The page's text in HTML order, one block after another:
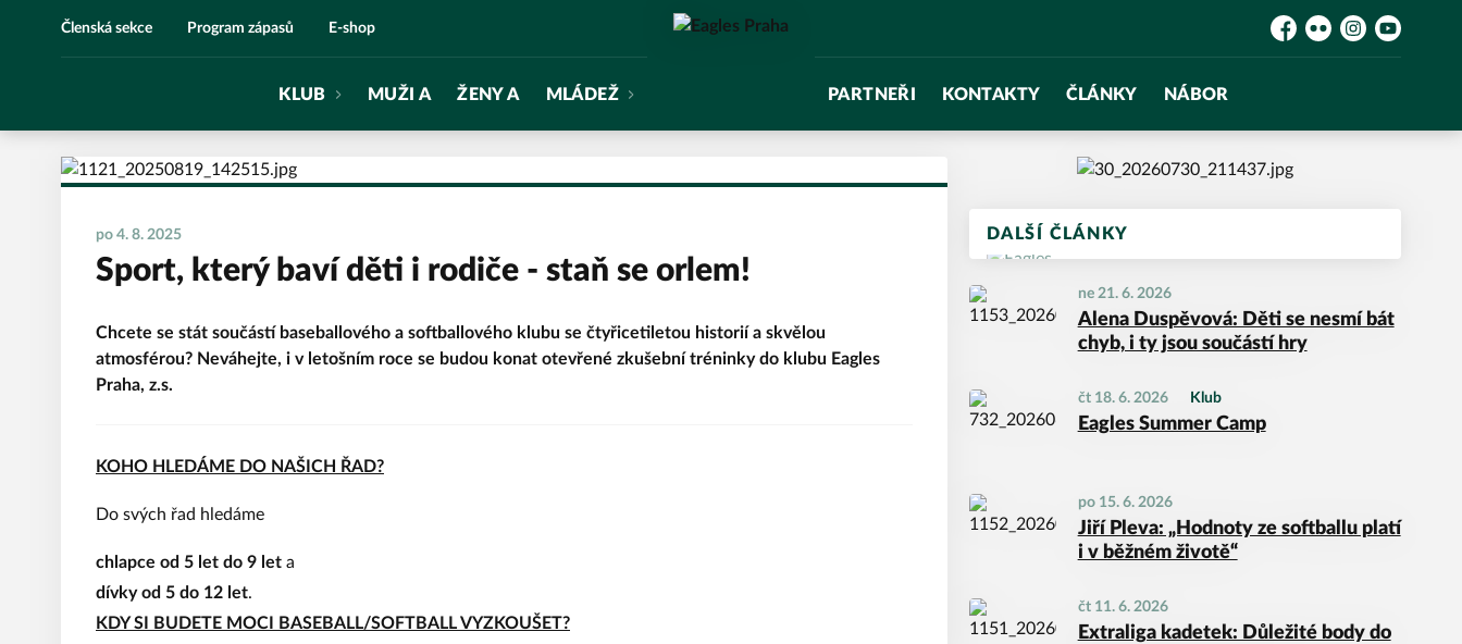
Členská sekce Program zápasů E-shop
Facebook
FlickrInstagramYouTube
KLUB MUŽI A ŽENY A MLÁDEŽ PARTNEŘI KONTAKTY ČLÁNKY NÁBOR
DALŠÍ ČLÁNKY
ne 21. 6. 2026
Alena Duspěvová: Děti se nesmí bát
chyb, i ty jsou součástí hry
čt 18. 6. 2026 Klub
Eagles Summer Camp
po 15. 6. 2026
Jiří Pleva: „Hodnoty ze softballu platí
i v běžném životě“
čt 11. 6. 2026
Extraliga kadetek: Důležité body do
po 4. 8. 2025
Sport, který baví děti i rodiče - staň se orlem!
Chcete se stát součástí baseballového a softballového klubu se čtyřicetiletou historií a skvělou
atmosférou? Neváhejte, i v letošním roce se budou konat otevřené zkušební tréninky do klubu Eagles
Praha, z.s.
KOHO HLEDÁME DO NAŠICH ŘAD?
Do svých řad hledáme
chlapce od 5 let do 9 let a
dívky od 5 do 12 let.
KDY SI BUDETE MOCI BASEBALL/SOFTBALL VYZKOUŠET?